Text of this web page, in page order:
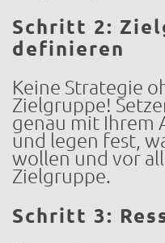
Schritt 2:
definieren
Keine Strategie
Zielgruppe!
genau mit Ihrem
und legen fest,
wollen und vor
Zielgruppe.
Schritt 3: